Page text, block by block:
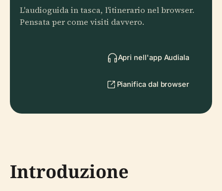
L'audioguida in tasca, l'itinerario nel browser.
Pensata per come visiti davvero.
Apri nell'app Audiala
Pianifica dal browser
Introduzione